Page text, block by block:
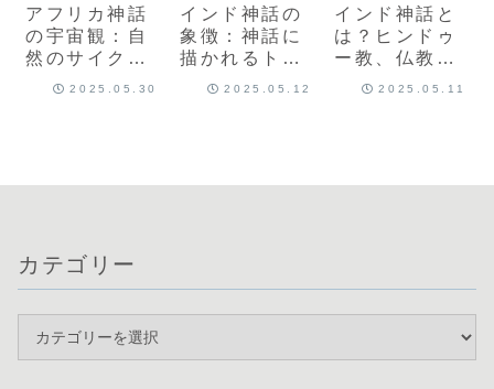
アフリカ神話
の宇宙観：自
然のサイクル
と神々の関係
2025.05.30
インド神話の
象徴：神話に
描かれるトリ
ムールティと
2025.05.12
インド神話と
は？ヒンドゥ
ー教、仏教、
ジャイナ教が
2025.05.11
カテゴリー